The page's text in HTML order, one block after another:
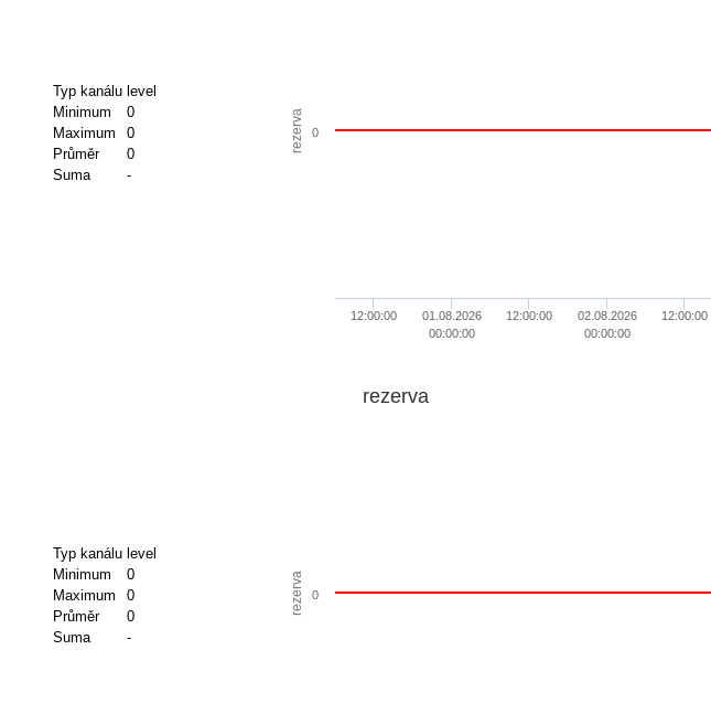
Typ kanálu level
Minimum
0
Maximum
0
Průměr
0
Suma
-
rezerva
12:00:00
01.08.2026
00:00:00
12:00:00
02.08.2026
00:00:00
12:00:00
0
Typ kanálu level
Minimum
0
Maximum
0
Průměr
0
Suma
-
rezerva
rezerva
0